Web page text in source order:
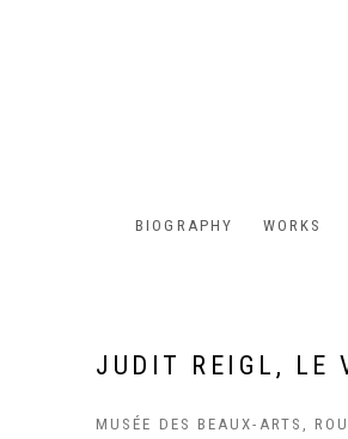
BIOGRAPHY WORKS
JUDIT REIGL, LE
MUSÉE DES BEAUX-ARTS,